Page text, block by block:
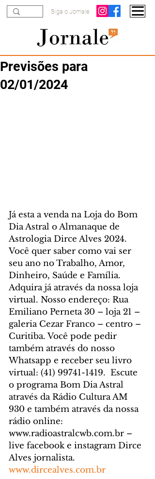
Siga o Jornale
Previsões para
02/01/2024
Já esta a venda na Loja do Bom
Dia Astral o Almanaque de
Astrologia Dirce Alves 2024.
Você quer saber como vai ser
seu ano no Trabalho, Amor,
Dinheiro, Saúde e Família.
Adquira já através da nossa loja
virtual. Nosso endereço: Rua
Emiliano Perneta 30 – loja 21 –
galeria Cezar Franco – centro –
Curitiba. Você pode pedir
também através do nosso
Whatsapp e receber seu livro
virtual: (41) 99741-1419.  Escute
o programa Bom Dia Astral
através da Rádio Cultura AM
930 e também através da nossa
rádio online:
www.radioastralcwb.com.br –
live facebook e instagram Dirce
Alves jornalista.
www.dircealves.com.br